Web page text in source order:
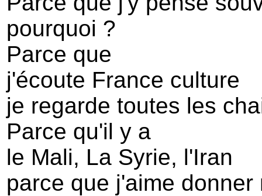
pourquoi ?
Parce que
j'écoute France culture
je regarde toutes les
Parce qu'il y a
le Mali, La Syrie, l'Iran
parce que j'aime donner